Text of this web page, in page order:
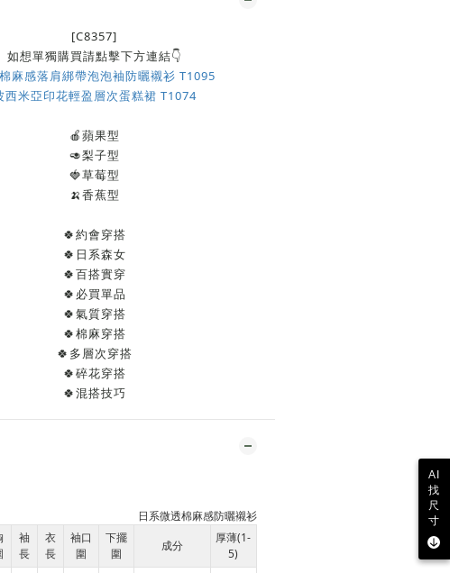
[C8357]
如想單獨購買請點擊下方連結👇
麻感落肩綁帶泡泡袖防曬襯衫 T1095
西米亞印花輕盈層次蛋糕裙 T1074
🍎蘋果型
🥑梨子型
🍓草莓型
🍌香蕉型
🍀約會穿搭
🍀日系森女
🍀百搭實穿
🍀必買單品
🍀氣質穿搭
🍀棉麻穿搭
🍀多層次穿搭
🍀碎花穿搭
🍀混搭技巧
日系微透棉麻感防曬襯衫
袖
長
衣
長
袖口
圍
下擺
圍
成分
厚薄(1-
5)
AI
找
尺
寸